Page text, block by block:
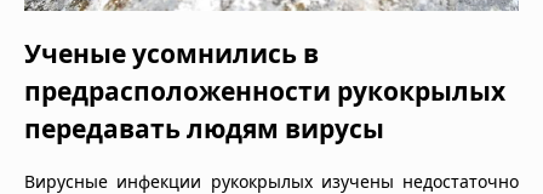
Ученые усомнились в
предрасположенности рукокрылых
передавать людям вирусы
Вирусные инфекции рукокрылых изучены недостаточно